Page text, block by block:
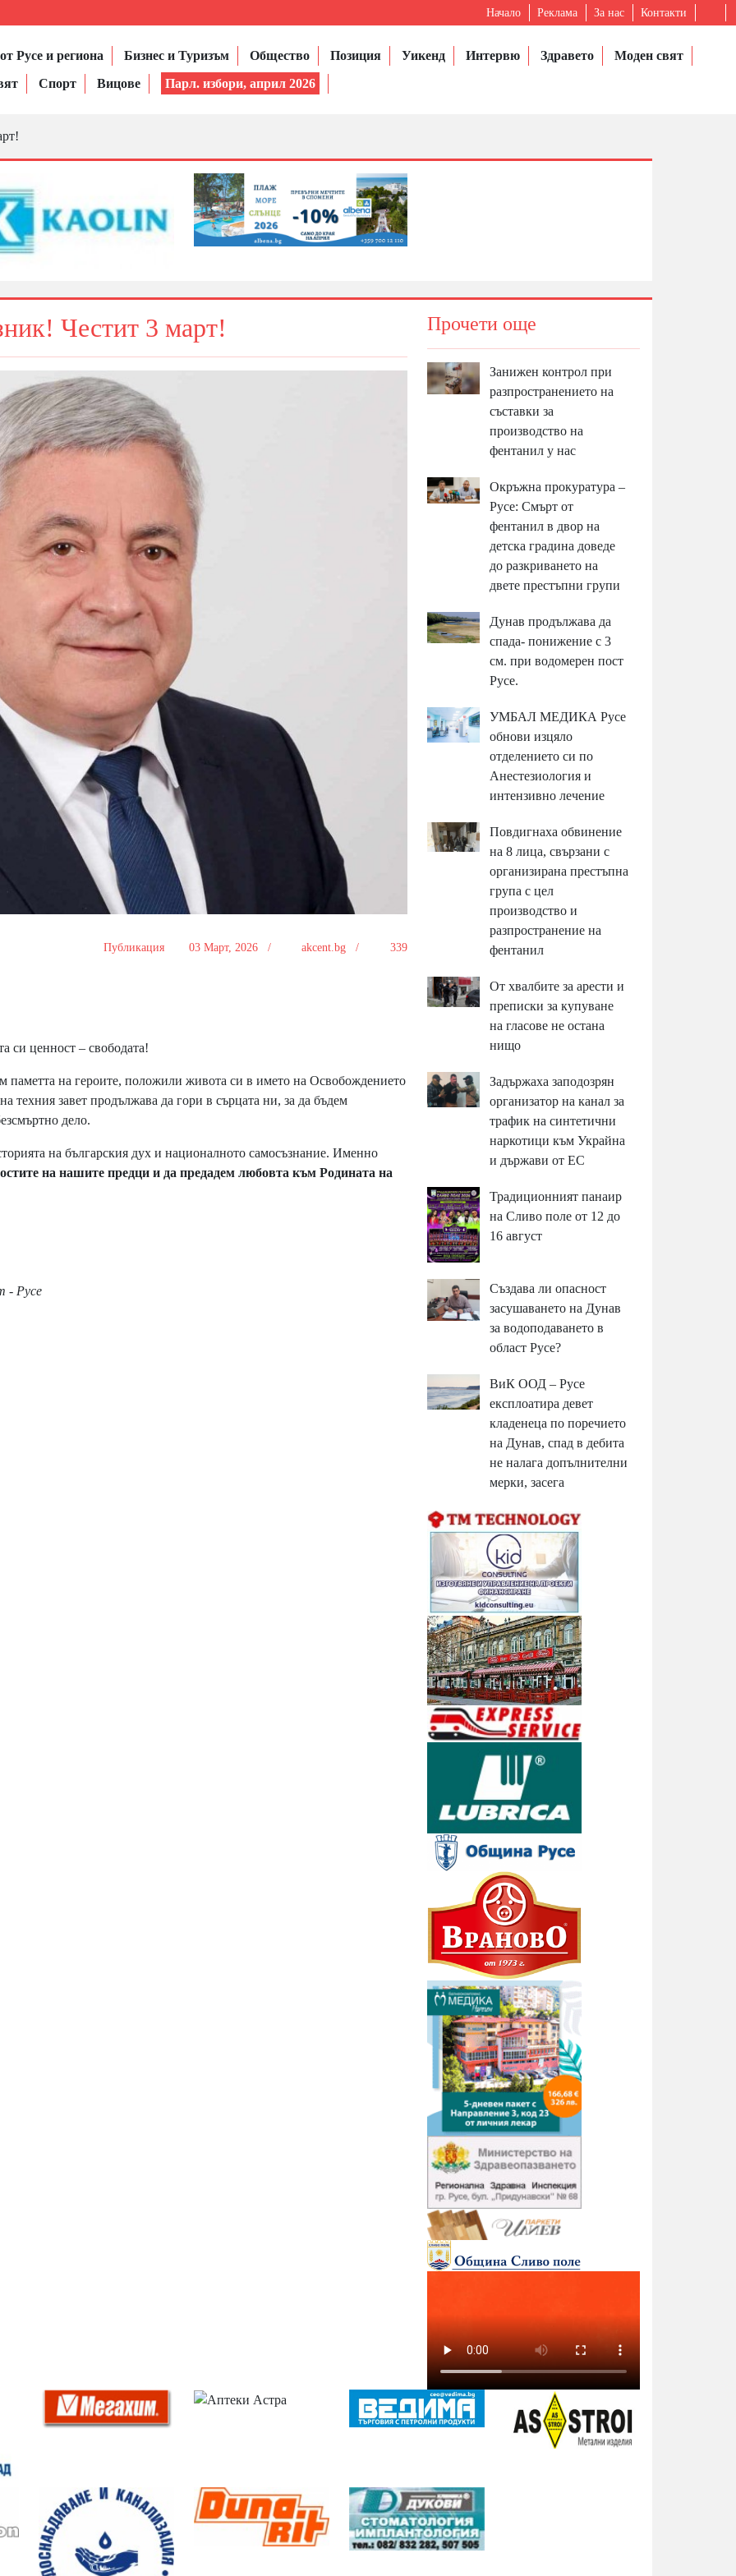
Начало Реклама За нас Контакти
Русе и региона Бизнес и Туризъм Общество Позиция Уикенд Интервю Здравето
Моден свят
Спорт Вицове Парл. избори, април 2026
Честит 3 март!
Публикация 03 Март, 2026 / akcent.bg / 339
си ценност – свободата!
паметта на героите, положили живота си в името на Освобождението
техния завет продължава да гори в сърцата ни, за да бъдем
дело.
на българския дух и националното самосъзнание. Именно
на нашите предци и да предадем любовта към Родината на
- Русе
Прочети още
Занижен контрол при
разпространението на
съставки за
производство на
фентанил у нас
Окръжна прокуратура –
Русе: Смърт от
фентанил в двор на
детска градина доведе
до разкриването на
двете престъпни групи
Дунав продължава да
спада- понижение с 3
см. при водомерен пост
Русе.
УМБАЛ МЕДИКА Русе
обнови изцяло
отделението си по
Анестезиология и
интензивно лечение
Повдигнаха обвинение
на 8 лица, свързани с
организирана престъпна
група с цел
производство и
разпространение на
фентанил
От хвалбите за арести и
преписки за купуване
на гласове не остана
нищо
Задържаха заподозрян
организатор на канал за
трафик на синтетични
наркотици към Украйна
и държави от ЕС
Традиционният панаир
на Сливо поле от 12 до
16 август
Създава ли опасност
засушаването на Дунав
за водоподаването в
област Русе?
ВиК ООД – Русе
експлоатира девет
кладенеца по поречието
на Дунав, спад в дебита
не налага допълнителни
мерки, засега